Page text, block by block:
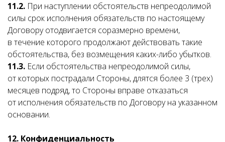
11.2. При наступлении обстоятельств непреодолимой
силы срок исполнения обязательств по настоящему
Договору отодвигается соразмерно времени,
в течение которого продолжают действовать такие
обстоятельства, без возмещения каких-либо убытков.
11.3. Если обстоятельства непреодолимой силы,
от которых пострадали Стороны, длятся более 3 (трех)
месяцев подряд, то Стороны вправе отказаться
от исполнения обязательств по Договору на указанном
основании.
12. Конфиденциальность